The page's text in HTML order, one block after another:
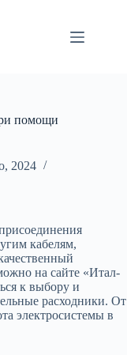
помощи
2024
кабелям,
на сайте «Итал-
к выбору и
расходники. От
электросистемы в